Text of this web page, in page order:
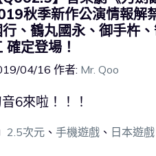
秋季新作公演情報解
行、鶴丸國永、御手杵
確定登場！
04/16 作者: Mr. Qoo
6來啦！！！
2.5次元、 手機遊戲、 日本遊戲